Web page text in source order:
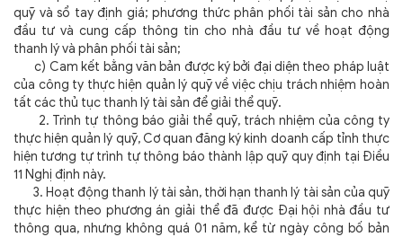
quỹ và sổ tay định giá; phương thức phân phối tài sản cho nhà
đầu tư và cung cấp thông tin cho nhà đầu tư về hoạt động
thanh lý và phân phối tài sản;
c) Cam kết bằng văn bản được ký bởi đại diện theo pháp luật
của công ty thực hiện quản lý quỹ về việc chịu trách nhiệm hoàn
tất các thủ tục thanh lý tài sản để giải thể quỹ.
2. Trình tự thông báo giải thể quỹ, trách nhiệm của công ty
thực hiện quản lý quỹ, Cơ quan đăng ký kinh doanh cấp tỉnh thực
hiện tương tự trình tự thông báo thành lập quỹ quy định tại Điều
11 Nghị định này.
3. Hoạt động thanh lý tài sản, thời hạn thanh lý tài sản của quỹ
thực hiện theo phương án giải thể đã được Đại hội nhà đầu tư
thông qua, nhưng không quá 01 năm, kể từ ngày công bố bản